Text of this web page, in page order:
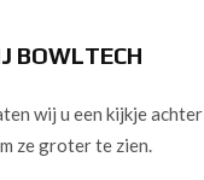
BOWLTECH
wij u een kijkje achter
ze groter te zien.